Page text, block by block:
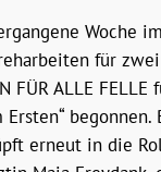
Woche
für
FÜR ALLE
begonnen.
erneut in die